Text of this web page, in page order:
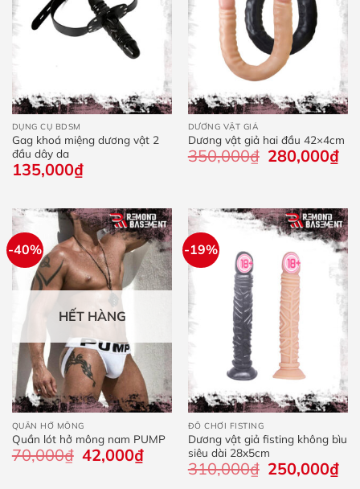
DỤNG CỤ BDSM
Gag khoá miệng dương vật 2
đầu dây da
135,000₫
DƯƠNG VẬT GIẢ
Dương vật giả hai đầu 42×4cm
350,000₫ Giá
gốc
280,000₫Giá
-40%
HẾT HÀNG
QUẦN HỞ MÔNG
Quần lót hở mông nam PUMP
70,000₫ Giá
gốc
42,000₫Giá
hiện
-19%
ĐỒ CHƠI FISTING
Dương vật giả fisting không bìu
siêu dài 28x5cm
310,000₫ Giá
gốc
250,000₫Giá